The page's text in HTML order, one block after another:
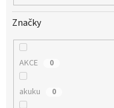
Značky
AKCE 0
akuku 0